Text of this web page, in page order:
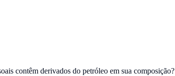
contêm derivados do petróleo em sua composição?